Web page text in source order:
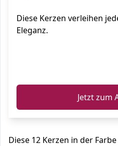
Diese Kerzen verleihen
Eleganz.
Jetzt zum
Diese 12 Kerzen in der